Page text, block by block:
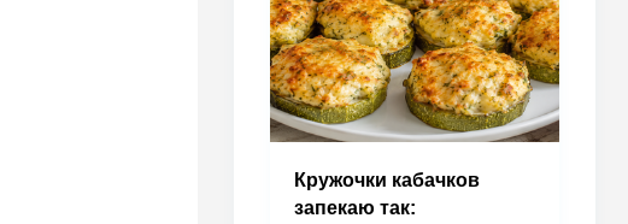
Кружочки кабачков
запекаю так: